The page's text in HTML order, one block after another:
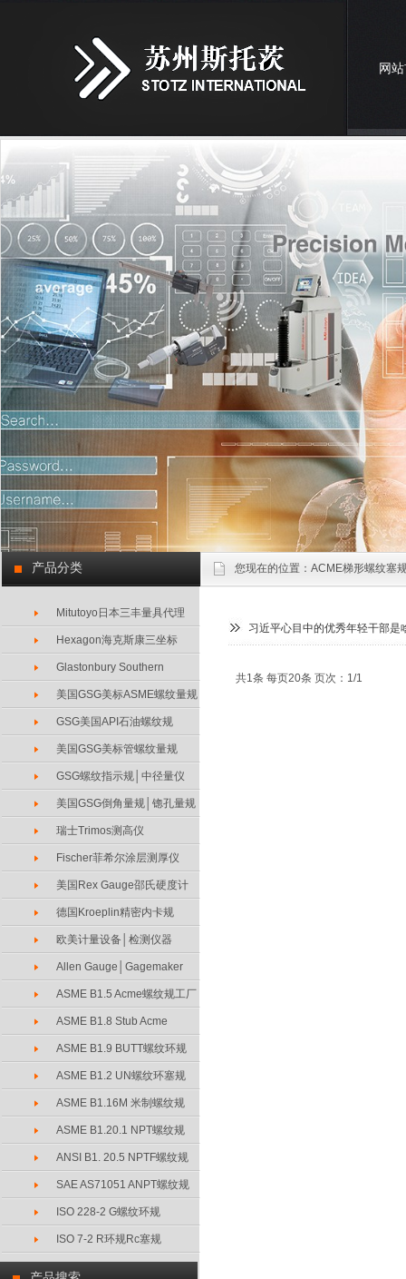
网
您现在的位置： ACME梯形螺纹塞
产品分类
Mitutoyo日本三丰量具代理
Hexagon海克斯康三坐标
Glastonbury Southern
美国GSG美标ASME螺纹量规
GSG美国API石油螺纹规
美国GSG美标管螺纹量规
GSG螺纹指示规│中径量仪
美国GSG倒角量规│锪孔量规
瑞士Trimos测高仪
Fischer菲希尔涂层测厚仪
美国Rex Gauge邵氏硬度计
德国Kroeplin精密内卡规
欧美计量设备│检测仪器
Allen Gauge│Gagemaker
ASME B1.5 Acme螺纹规工厂
ASME B1.8 Stub Acme
ASME B1.9 BUTT螺纹环规
ASME B1.2 UN螺纹环塞规
ASME B1.16M 米制螺纹规
ASME B1.20.1 NPT螺纹规
ANSI B1. 20.5 NPTF螺纹规
SAE AS71051 ANPT螺纹规
ISO 228-2 G螺纹环规
ISO 7-2 R环规Rc塞规
习近平心目中的优秀年轻干部是
共1条 每页20条 页次：1/1